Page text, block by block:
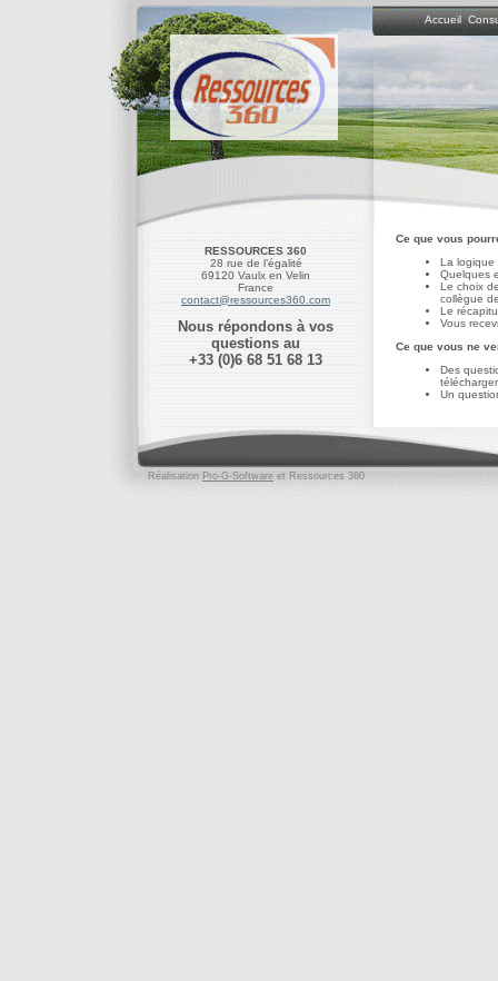
Accueil
RESSOURCES 360
28 rue de l’égalité
69120 Vaulx en Velin
France
contact@ressources360.com
Nous répondons à vos
questions au
+33 (0)6 68 51 68 13
Ce que vous
La logique
Quelques
Le choix
collègue
Le
Vous
Ce que vous ne
Des
Un
Réalisation Pro-G-Software et Ressources 360